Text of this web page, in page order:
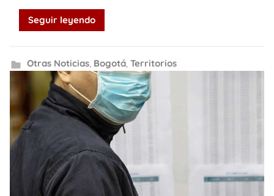
Seguir leyendo
Otras Noticias, Bogotá, Territorios